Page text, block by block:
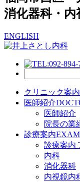
消化器科・内
ENGLISH
クリニック案内
医師紹介
医師紹介
院長の業
診療案内
診療案内
内科
消化器科
内視鏡内